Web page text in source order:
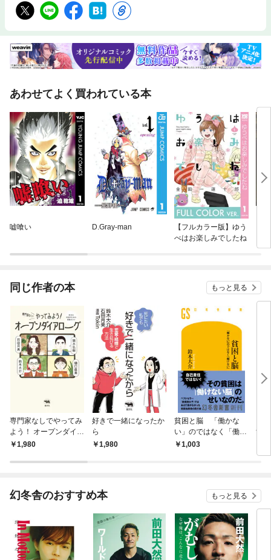
あわせてよく買われている本
嘘喰い D.Gray-man
【フルカラー版】ゆう
べはお楽しみでしたね
同じ作者の本 もっと見る
専門家なしでやってみ
よう！ オープンダイア
ローグ
1,980
好きで一緒になったか
ら
1,980
貧困と脳 「働かな
い」のではなく「働け
ない」
1,003
す
幻冬舎のおすすめ本 もっと見る